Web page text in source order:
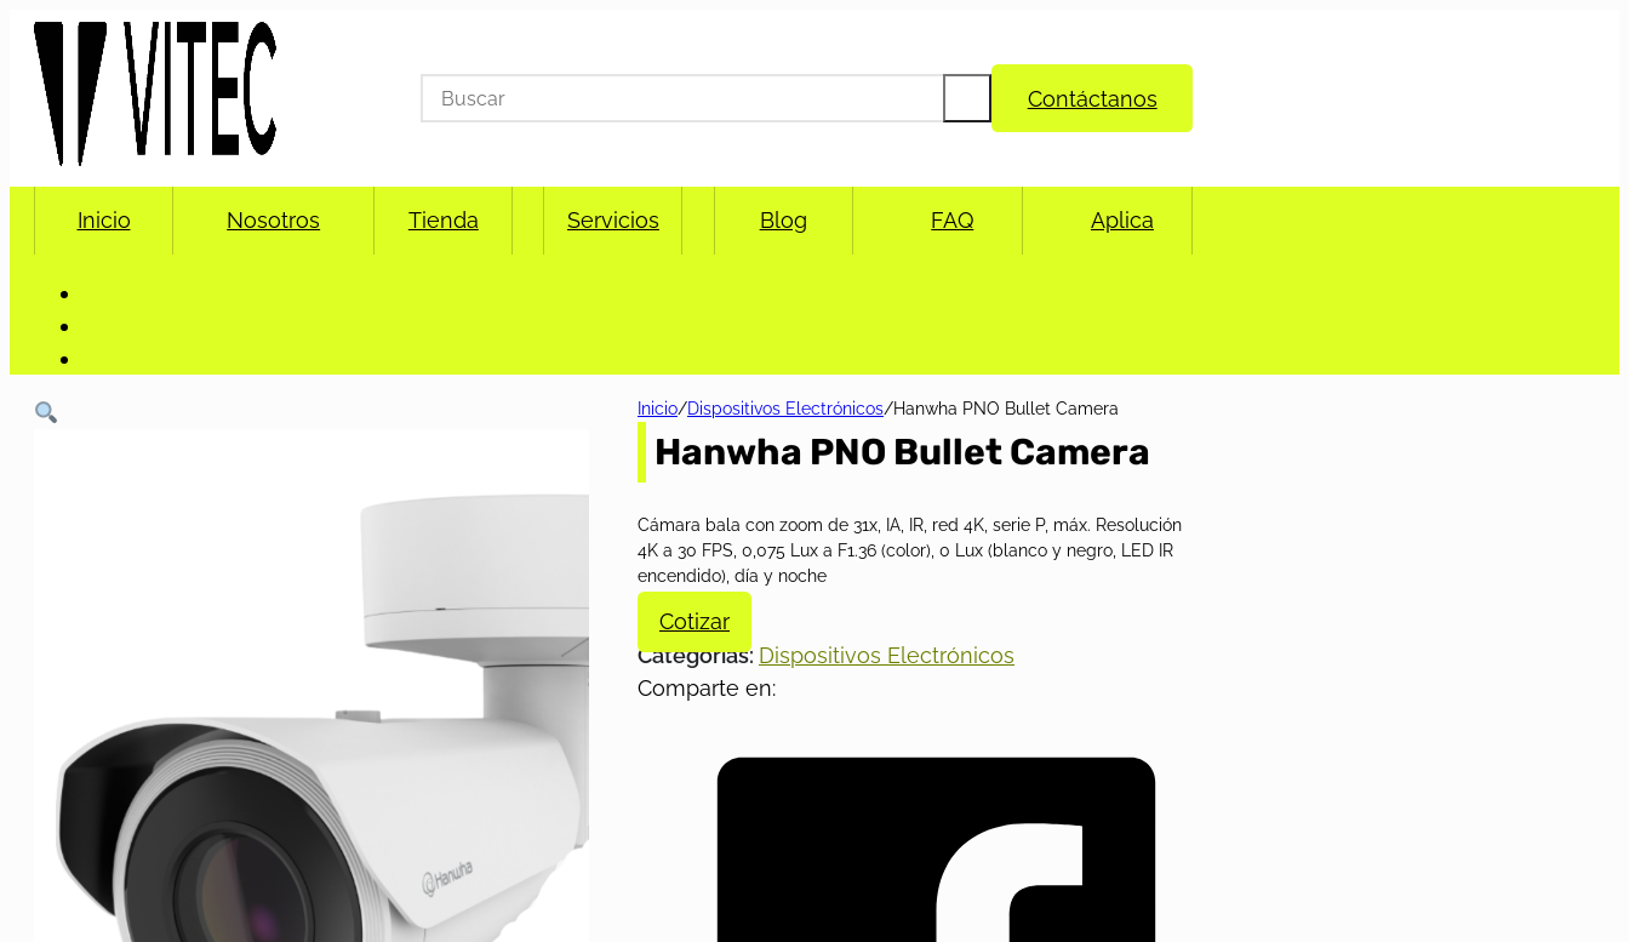
Search
for:
Contáctanos
Inicio Nosotros Tienda Servicios Blog FAQ Aplica
Inicio/Dispositivos Electrónicos/Hanwha PNO Bullet Camera
Hanwha PNO Bullet Camera
Cámara bala con zoom de 31x, IA, IR, red 4K, serie P, máx. Resolución
4K a 30 FPS, 0,075 Lux a F1.36 (color), 0 Lux (blanco y negro, LED IR
encendido), día y noche
Cotizar
Categorías: Dispositivos Electrónicos
Comparte en: